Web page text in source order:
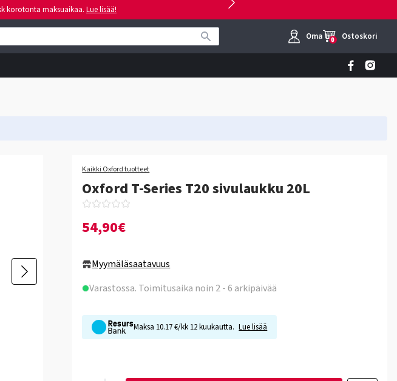
korotonta maksuaikaa. Lue lisää!
Oma tili
0 Ostoskori
Kaikki Oxford tuotteet
Oxford T-Series T20 sivulaukku 20L
54,90€
Myymäläsaatavuus
Varastossa. Toimitusaika noin 2 - 6 arkipäivää
Maksa 10.17 €/kk 12 kuukautta. Lue lisää